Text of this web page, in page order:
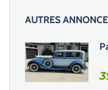
s
e
r
c
AUTRES